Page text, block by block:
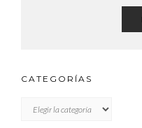
CATEGORÍAS